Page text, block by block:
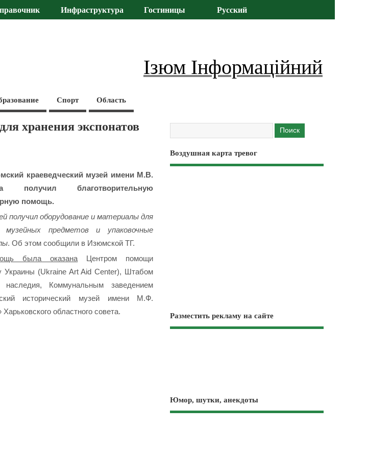
Инфраструктура Гостиницы Русский
Ізюм Інформаційний
Спорт Область
хранения экспонатов
краеведческий музей имени М.В.
получил благотворительную
помощь.
получил оборудование и материалы для
музейных предметов и упаковочные
. Об этом сообщили в Изюмской ТГ.
была оказана Центром помощи
Украины (Ukraine Art Aid Center), Штабом
наследия, Коммунальным заведением
исторический музей имени М.Ф.
областного совета.
Воздушная карта тревог
Разместить рекламу на сайте
Юмор, шутки, анекдоты